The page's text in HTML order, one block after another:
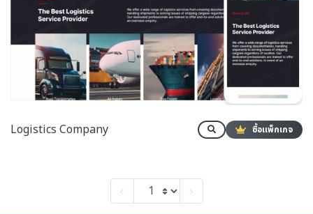
Logistics Company ซื้อแพ็กเกจ